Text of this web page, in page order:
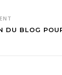
DU BLOG